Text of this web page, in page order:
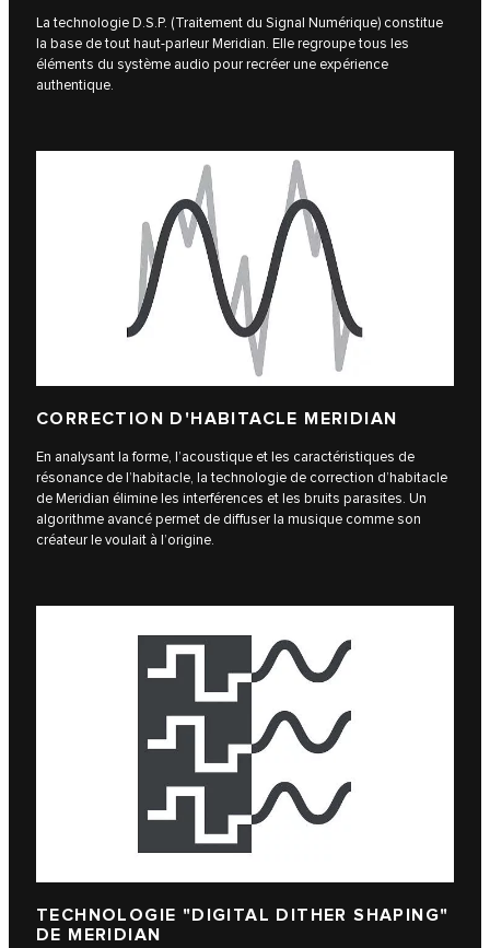
La technologie D.S.P. (Traitement du Signal Numérique) constitue
la base de tout haut-parleur Meridian. Elle regroupe tous les
éléments du système audio pour recréer une expérience
authentique.
CORRECTION D'HABITACLE MERIDIAN
En analysant la forme, l’acoustique et les caractéristiques de
résonance de l’habitacle, la technologie de correction d’habitacle
de Meridian élimine les interférences et les bruits parasites. Un
algorithme avancé permet de diffuser la musique comme son
créateur le voulait à l’origine.
TECHNOLOGIE "DIGITAL DITHER SHAPING"
DE MERIDIAN